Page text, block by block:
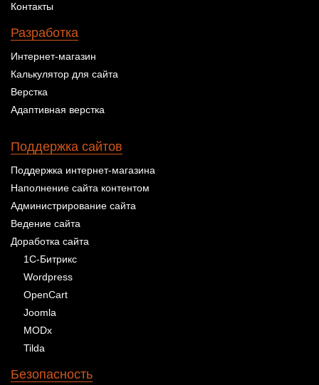
Контакты
Разработка
Интернет-магазин
Калькулятор для сайта
Верстка
Адаптивная верстка
Поддержка сайтов
Поддержка интернет-магазина
Наполнение сайта контентом
Администрирование сайта
Ведение сайта
Доработка сайта
1С-Битрикс
Wordpress
OpenCart
Joomla
MODx
Tilda
Безопасность